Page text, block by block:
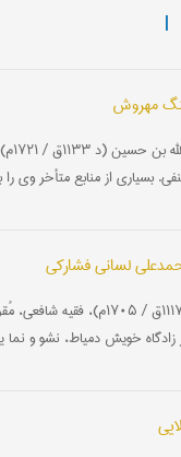
|
مهروش
بسیاری از منابع متأخر وی را
لسانی فشارکی
بَنّا، احمدبن محمد (د ۱۱۱۷ق /
وي در زادگاه خويش دمياط، نشو و